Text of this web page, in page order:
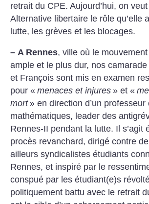
retrait du CPE. Aujourd’hui, on
Alternative libertaire le rôle qu’elle
lutte, les grèves et les blocages.
– A Rennes, ville où le
ample et le plus dur, nos
et François sont mis en examen
pour « menaces et injures » et «
mort » en direction d’un professeur
mathématiques, leader des
Rennes-II pendant la lutte. Il s’agit
procès revanchard, dirigé contre
ailleurs syndicalistes étudiants
Rennes, et inspiré par le
conspué par les étudiant(e)s
politiquement battu avec le retrait